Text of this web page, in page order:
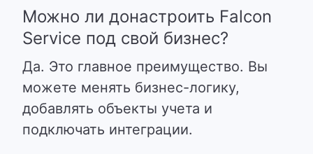
Можно ли донастроить Falcon
Service под свой бизнес?
Да. Это главное преимущество. Вы
можете менять бизнес-логику,
добавлять объекты учета и
подключать интеграции.